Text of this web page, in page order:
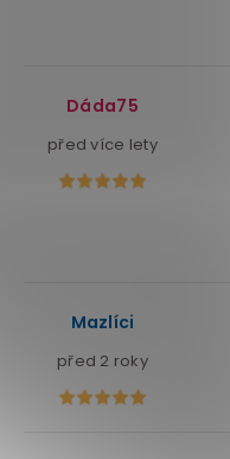
Dáda75
před více lety
Mazlíci
před 2 roky